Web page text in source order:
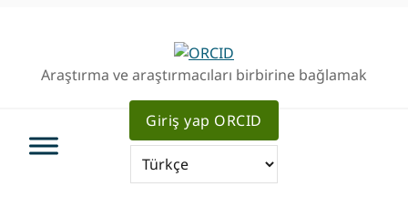
Araştırma ve araştırmacıları birbirine bağlamak
Giriş yap ORCID